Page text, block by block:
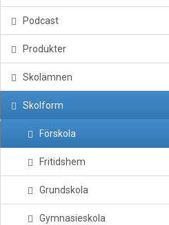
Podcast
Produkter
Skolämnen
Skolform
Förskola
Fritidshem
Grundskola
Gymnasieskola